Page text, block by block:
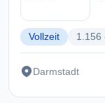
Vollzeit 1.156
Darmstadt